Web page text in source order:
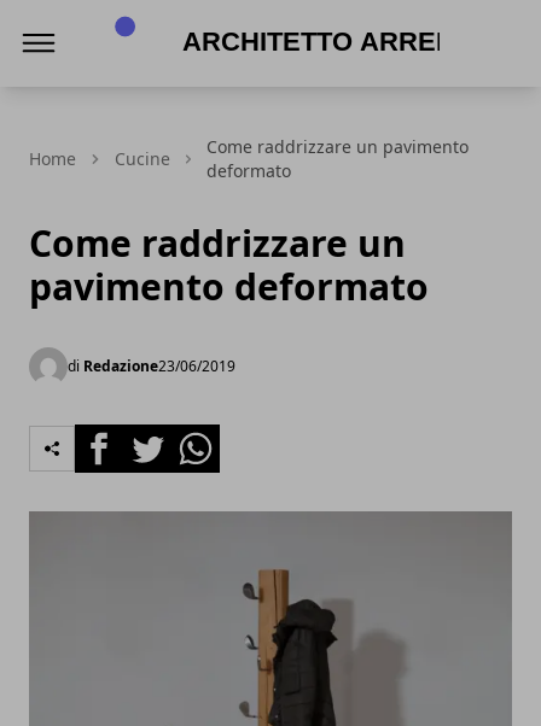
Home Cucine
Come raddrizzare un pavimento
deformato
Come raddrizzare un
pavimento deformato
di Redazione23/06/2019
FacebookTwitterWhatsapp